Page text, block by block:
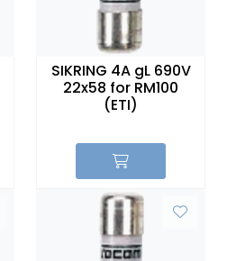
SIKRING 4A gL 690V
22x58 for RM100
(ETI)